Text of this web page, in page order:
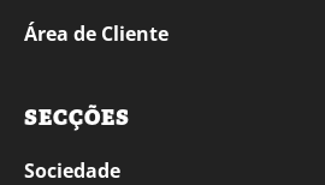
Área de Cliente
SECÇÕES
Sociedade